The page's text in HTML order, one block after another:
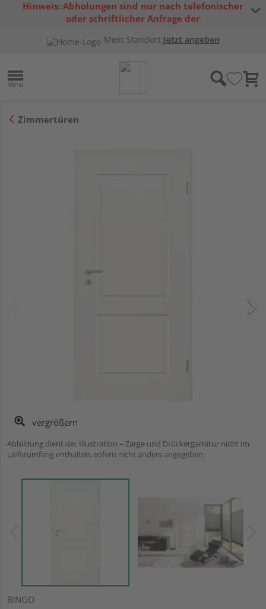
Hinweis: Abholungen sind nur nach telefonischer
oder schriftlicher Anfrage der
Mein Standort:Jetzt angeben
Zimmertüren
vergrößern
Abbildung dient der Illustration – Zarge und Drückergarnitur nicht im
Lieferumfang enthalten, sofern nicht anders angegeben.
RINGO